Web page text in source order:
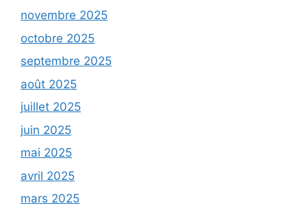
novembre 2025
octobre 2025
septembre 2025
août 2025
juillet 2025
juin 2025
mai 2025
avril 2025
mars 2025